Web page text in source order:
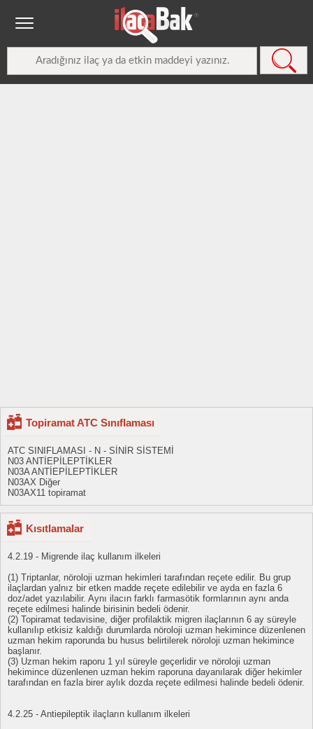
Topiramat ATC Sınıflaması
ATC SINIFLAMASI - N - SİNİR SİSTEMİ
N03 ANTİEPİLEPTİKLER
N03A ANTİEPİLEPTİKLER
N03AX Diğer
N03AX11 topiramat
Kısıtlamalar
4.2.19 - Migrende ilaç kullanım ilkeleri
(1) Triptanlar, nöroloji uzman hekimleri tarafından reçete edilir. Bu grup
ilaçlardan yalnız bir etken madde reçete edilebilir ve ayda en fazla 6
doz/adet yazılabilir. Aynı ilacın farklı farmasötik formlarının aynı anda
reçete edilmesi halinde birisinin bedeli ödenir.
(2) Topiramat tedavisine, diğer profilaktik migren ilaçlarının 6 ay süreyle
kullanılıp etkisiz kaldığı durumlarda nöroloji uzman hekimince düzenlenen
uzman hekim raporunda bu husus belirtilerek nöroloji uzman hekimince
başlanır.
(3) Uzman hekim raporu 1 yıl süreyle geçerlidir ve nöroloji uzman
hekimince düzenlenen uzman hekim raporuna dayanılarak diğer hekimler
tarafından en fazla birer aylık dozda reçete edilmesi halinde bedeli ödenir.
4.2.25 - Antiepileptik ilaçların kullanım ilkeleri